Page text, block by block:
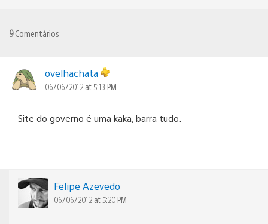
9Comentários
ovelhachata
06/06/2012 at 5:13 PM
Site do governo é uma kaka, barra tudo.
Felipe Azevedo
06/06/2012 at 5:20 PM